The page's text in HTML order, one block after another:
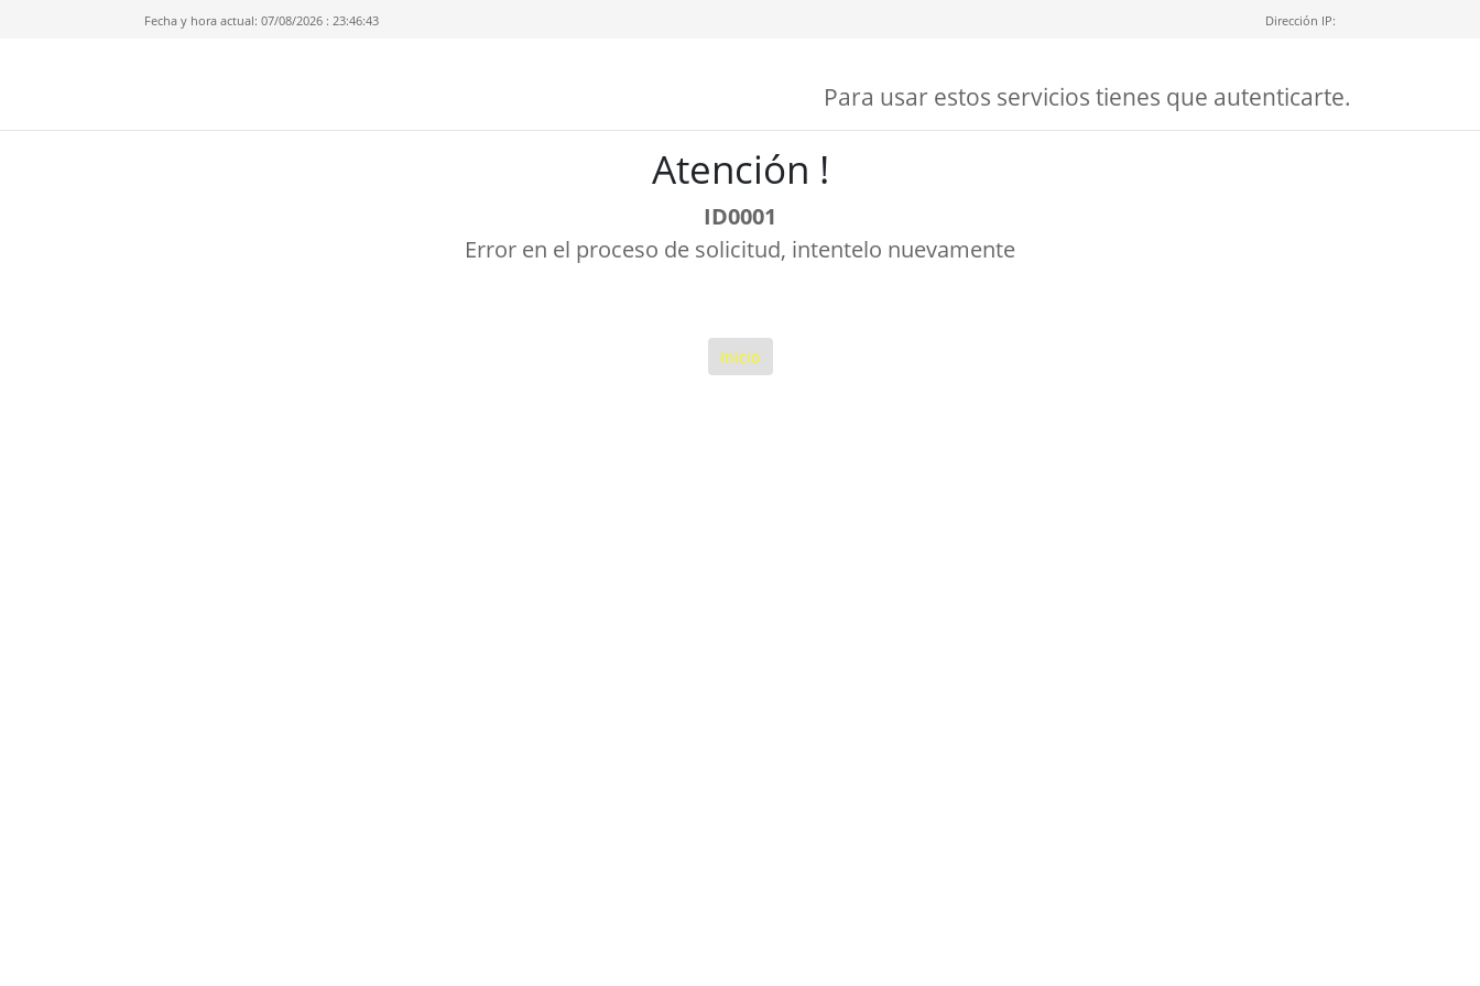
Fecha y hora actual: 07/08/2026 : 23:46:43 Dirección IP:
Para usar estos servicios tienes que autenticarte.
Atención !
ID0001
Error en el proceso de solicitud, intentelo nuevamente
Inicio